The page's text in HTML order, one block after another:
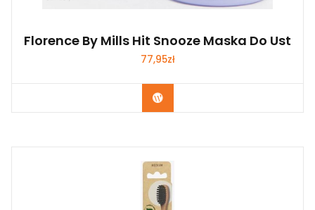
Florence By Mills Hit Snooze Maska Do Ust
77,95zł
Zobacz